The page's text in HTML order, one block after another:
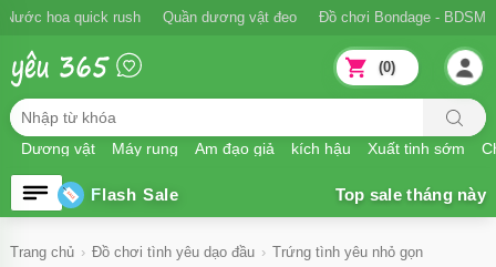
Ngăn xuất tinh sớm Nước hoa quick rush Quần dương vật đeo Đồ
Dương vật Máy rung Âm đạo giả kích hậu Xuất tinh sớm
(0)
Flash Sale
Trang chủ Đồ chơi tình yêu dạo đầu Trứng tình yêu nhỏ gọn